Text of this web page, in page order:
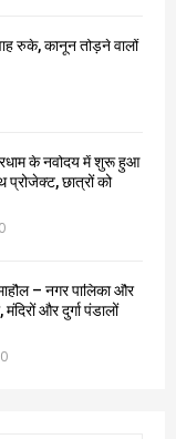
रुके, कानून तोड़ने वालों
के नवोदय में शुरू हुआ
छात्रों को
0
– नगर पालिका और
और दुर्गा पंडालों
0